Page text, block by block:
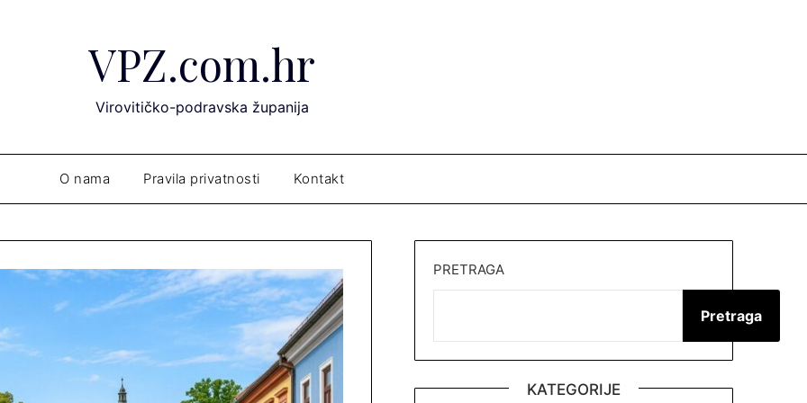
VPZ.com.hr
Virovitičko-podravska županija
O nama Pravila privatnosti Kontakt
PRETRAGA
Pretraga
KATEGORIJE